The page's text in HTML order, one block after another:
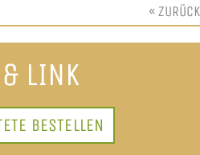
« ZURÜCK
LINK
BESTELLEN